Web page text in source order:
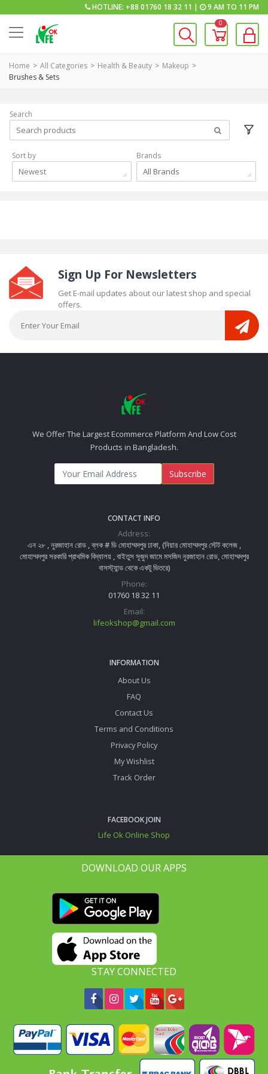
HOTLINE: +88 01760 18 32 11 | 9 AM TO 11 PM
0
Home All Categories Health & Beauty
Makeup
Brushes & Sets
Search
Sort by
Newest
Brands
All Brands
Sign Up For Newsletters
Get E-mail updates about our latest shop and special
offers.
We Offer The Largest Ecommerce Platform And Low Cost
Products in Bangladesh.
Subscribe
CONTACT INFO
Address:
এন ২৮ , নুরজাহান রোড , ব্লক # ডি মোহাম্মদপুর ঢাকা, (নিয়ার মোহাম্মদপুর স্টেট কলেজ ,
মোহাম্মদপুর সরকারি প্রাথমিক বিদ্যালয় , বাইতুস সূজুদ জামে মসজিদ নুরজাহান রোড, মোহাম্মদপুর
বাসস্ট্যান্ড থেকে একটু ভিতরে)
Phone:
01760 18 32 11
Email:
lifeokshop@gmail.com
INFORMATION
About Us
FAQ
Contact Us
Terms and Conditions
Privacy Policy
My Wishlist
Track Order
FACEBOOK JOIN
Life Ok Online Shop
DOWNLOAD OUR APPS
STAY CONNECTED